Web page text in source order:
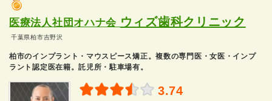
医療法人社団オハナ会 ウィズ歯科クリニック
千葉県柏市吉野沢
柏市のインプラント・マウスピース矯正。複数の専門医・女医・インプ
ラント認定医在籍。託児所・駐車場有。
3.74